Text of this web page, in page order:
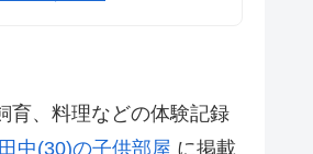
育、料理などの体験記録
中(30)の子供部屋 に掲載